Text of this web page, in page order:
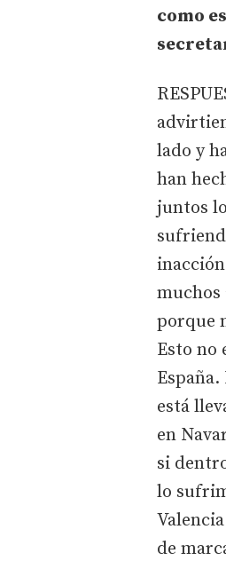
como
lado y
han
juntos
muchos
porque
Esto no
está
en
si
lo
de